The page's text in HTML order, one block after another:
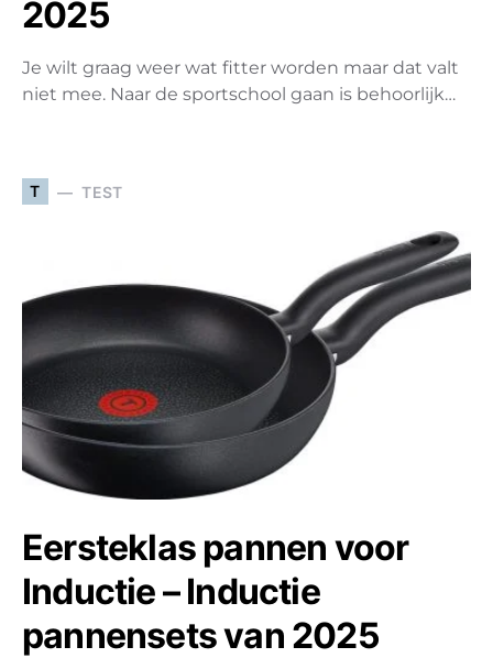
2025
Je wilt graag weer wat fitter worden maar dat valt
niet mee. Naar de sportschool gaan is behoorlijk…
T TEST
Eersteklas pannen voor
Inductie – Inductie
pannensets van 2025